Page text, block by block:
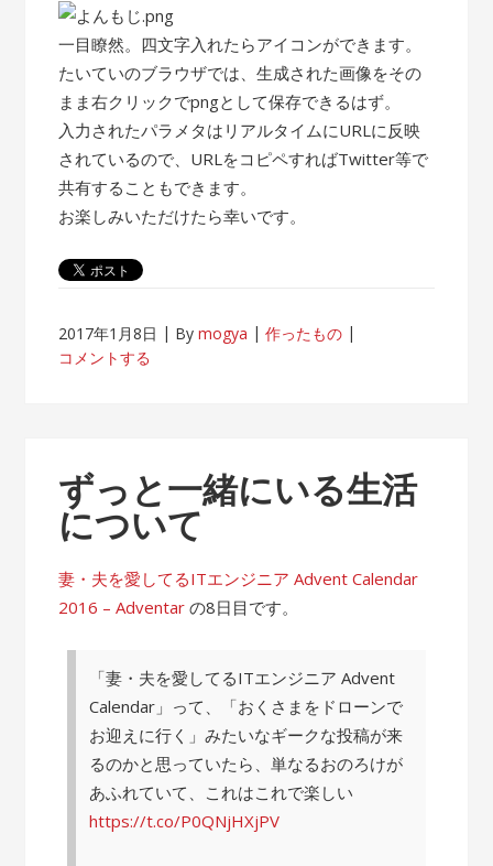
一目瞭然。四文字入れたらアイコンができます。
たいていのブラウザでは、生成された画像をその
まま右クリックでpngとして保存できるはず。
入力されたパラメタはリアルタイムにURLに反映
されているので、URLをコピペすればTwitter等で
共有することもできます。
お楽しみいただけたら幸いです。
2017年1月8日 Bymogya
作ったもの
コメントする
ずっと一緒にいる生活
について
妻・夫を愛してるITエンジニア Advent Calendar
2016 – Adventar の8日目です。
「妻・夫を愛してるITエンジニア Advent
Calendar」って、「おくさまをドローンで
お迎えに行く」みたいなギークな投稿が来
るのかと思っていたら、単なるおのろけが
あふれていて、これはこれで楽しい
https://t.co/P0QNjHXjPV